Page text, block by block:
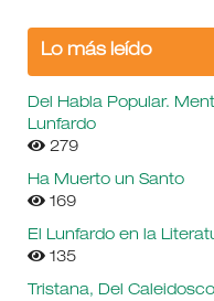
Lo más leído
Del Habla Popular.
Lunfardo
279
Ha Muerto un Santo
169
El Lunfardo en la
135
Tristana, Del